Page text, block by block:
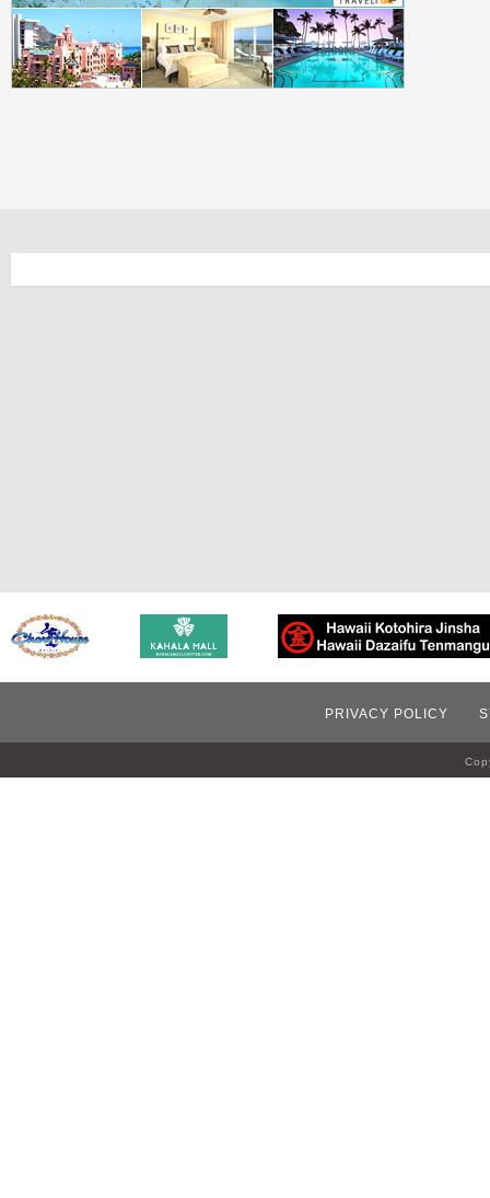
PRIVACY POLICY